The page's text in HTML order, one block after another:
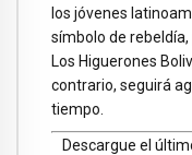
los jóvenes
símbolo de
Los Higuerones
contrario, seguirá
tiempo.
Descargue el